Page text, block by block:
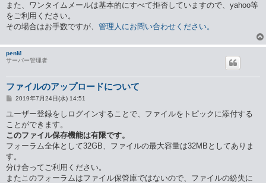
また、ワンタイムメールは基本的にすべて拒否していますので、yahoo等
をご利用ください。
その場合はお手数ですが、 管理人にお問い合わせください。
penM
サーバー管理者
ファイルのアップロードについて
投
記
2019年7月24日(水) 14:51
ユーザー登録をしログインすることで、ファイルをトピックに添付する
ことができます。
このファイル保存機能は有限です。
フォーラム全体として32GB、ファイルの最大容量は32MBとしてありま
す。
分け合ってご利用ください。
またこのフォーラムはファイル保管庫ではないので、ファイルの紛失に